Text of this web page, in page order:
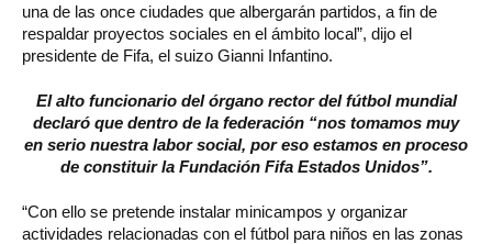
una de las once ciudades que albergarán partidos, a fin de
respaldar proyectos sociales en el ámbito local”, dijo el
presidente de Fifa, el suizo Gianni Infantino.
El alto funcionario del órgano rector del fútbol mundial
declaró que dentro de la federación “nos tomamos muy
en serio nuestra labor social, por eso estamos en proceso
de constituir la Fundación Fifa Estados Unidos”.
“Con ello se pretende instalar minicampos y organizar
actividades relacionadas con el fútbol para niños en las zonas